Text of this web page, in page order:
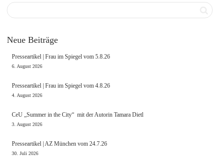
Neue Beiträge
Presseartikel | Frau im Spiegel vom 5.8.26
6. August 2026
Presseartikel | Frau im Spiegel vom 4.8.26
4. August 2026
CeU „Summer in the City“ mit der Autorin Tamara Dietl
3. August 2026
Presseartikel | AZ München vom 24.7.26
30. Juli 2026